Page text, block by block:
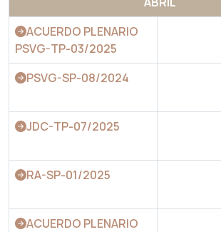
ACUERDO PLENARIO
PSVG-TP-03/2025
PSVG-SP-08/2024
JDC-TP-07/2025
RA-SP-01/2025
ACUERDO PLENARIO